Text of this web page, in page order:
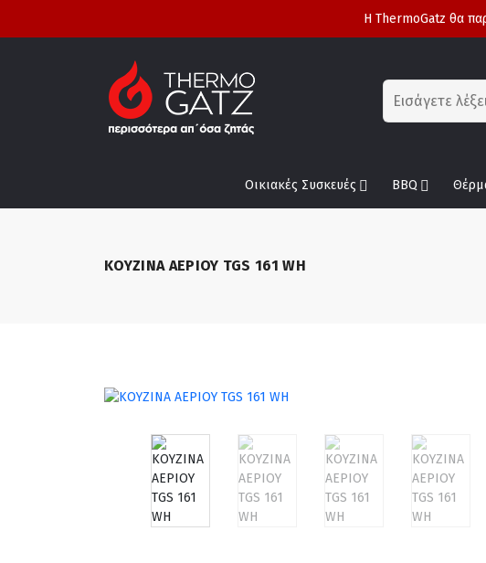
Η ThermoGatz θα
Οικιακές Συσκευές BBQ
ΚΟΥΖΙΝΑ ΑΕΡΙΟΥ TGS 161 WH